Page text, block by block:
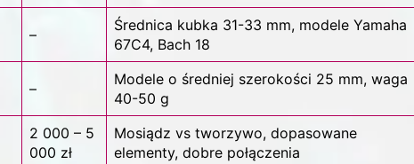
–
Średnica kubka 31-33 mm, modele Yamaha
67C4, Bach 18
–
Modele o średniej szerokości 25 mm, waga
40-50 g
2 000 – 5
000 zł
Mosiądz vs tworzywo, dopasowane
elementy, dobre połączenia